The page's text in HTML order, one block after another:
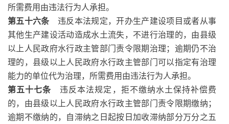
所需费用由违法行为人承担。
第五十六条 违反本法规定，开办生产建设项目或者从事
其他生产建设活动造成水土流失，不进行治理的，由县级
以上人民政府水行政主管部门责令限期治理；逾期仍不治
理的，县级以上人民政府水行政主管部门可以指定有治理
能力的单位代为治理，所需费用由违法行为人承担。
第五十七条 违反本法规定，拒不缴纳水土保持补偿费
的，由县级以上人民政府水行政主管部门责令限期缴纳；
逾期不缴纳的，自滞纳之日起按日加收滞纳部分万分之五